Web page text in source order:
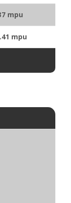
mpu
mpu